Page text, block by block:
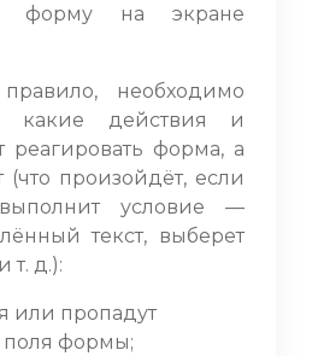
форму на экране
необходимо
какие действия и
реагировать форма, а
(что произойдёт, если
выполнит условие —
текст, выберет
т. д.):
или пропадут
поля формы;